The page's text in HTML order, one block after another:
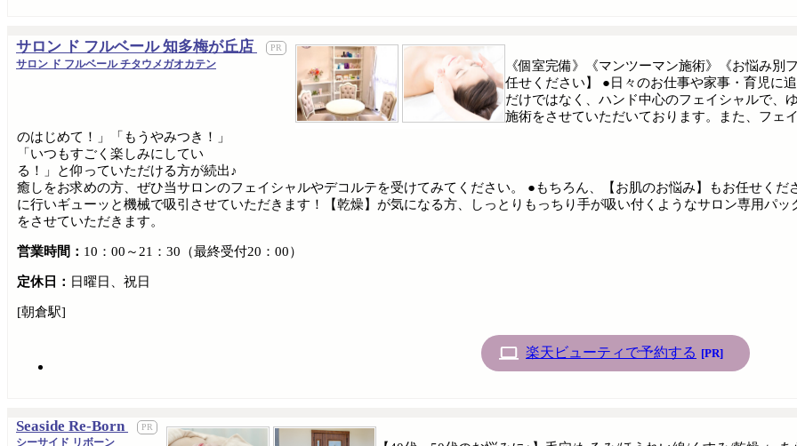
サロン ド フルベール 知多梅が丘店
サロン ド フルベール チタウメガオカテン
《個室完備》《マンツーマン施術》《お悩み
任せください】 ●日々のお仕事や家事・育児に
だけではなく、ハンド中心のフェイシャルで、
施術をさせていただいております。また、フェ
のはじめて！」「もうやみつき！」
「いつもすごく楽しみにしてい
る！」と仰っていただける方が続出♪
癒しをお求めの方、ぜひ当サロンのフェイシャルやデコルテを受けてみてください。 ●もちろん、【お肌のお悩み】もお任せく
に行いギューッと機械で吸引させていただきます！【乾燥】が気になる方、しっとりもっちり手が吸い付くようなサロン専用パ
をさせていただきます。
営業時間： 10：00～21：30（最終受付20：00）
定休日： 日曜日、祝日
[朝倉駅]
楽天ビューティで予約する [PR]
Seaside Re-Born
シーサイド リボーン